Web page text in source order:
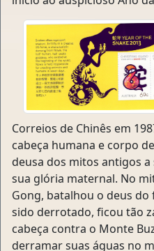
Correios de Chinês em
cabeça humana e corpo
deusa dos mitos antigos
sua glória maternal. No
Gong, batalhou o deus do
sido derrotado, ficou tão
cabeça contra o Monte
derramar suas águas no